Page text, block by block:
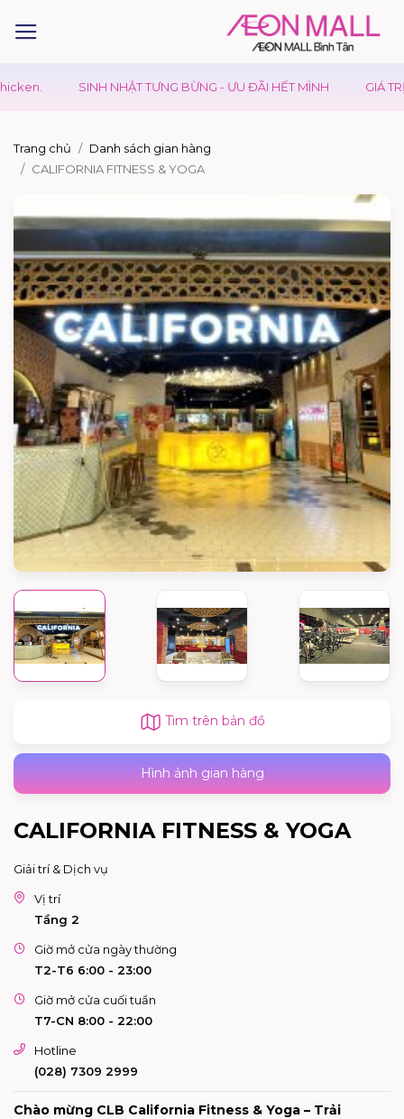
SINH NHẬT TƯNG BỪNG - ƯU ĐÃI HẾT MÌNH GIÁ TRỊ
Trang chủ
Danh sách gian hàng
CALIFORNIA FITNESS & YOGA
Tìm trên bản đồ
Hình ảnh gian hàng
CALIFORNIA FITNESS & YOGA
Giải trí & Dịch vụ
Vị trí
Tầng 2
Giờ mở cửa ngày thường
T2-T6 6:00 - 23:00
Giờ mở cửa cuối tuần
T7-CN 8:00 - 22:00
Hotline
(028) 7309 2999
Chào mừng CLB California Fitness & Yoga – Trải